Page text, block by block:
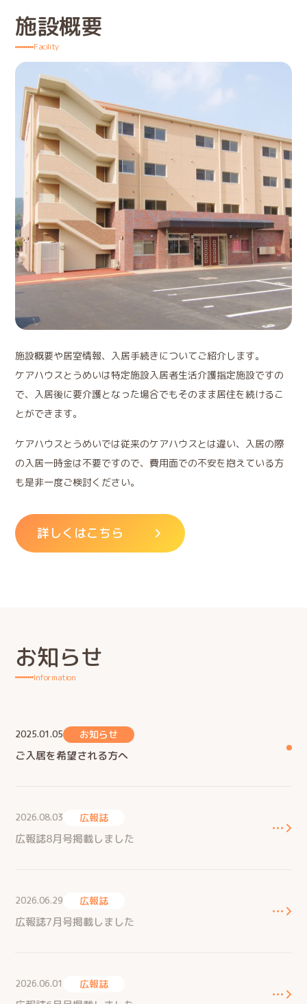
施設概要
Facility
施設概要や居室情報、入居手続きについてご紹介します。
ケアハウスとうめいは特定施設入居者生活介護指定施設ですの
で、入居後に要介護となった場合でもそのまま居住を続けるこ
とができます。
ケアハウスとうめいでは従来のケアハウスとは違い、入居の際
の入居一時金は不要ですので、費用面での不安を抱えている方
も是非一度ご検討ください。
詳しくはこちら
お知らせ
Information
2025.01.05 お知らせ
ご入居を希望される方へ
2026.08.03 広報誌
広報誌8月号掲載しました
2026.06.29 広報誌
広報誌7月号掲載しました
2026.06.01 広報誌